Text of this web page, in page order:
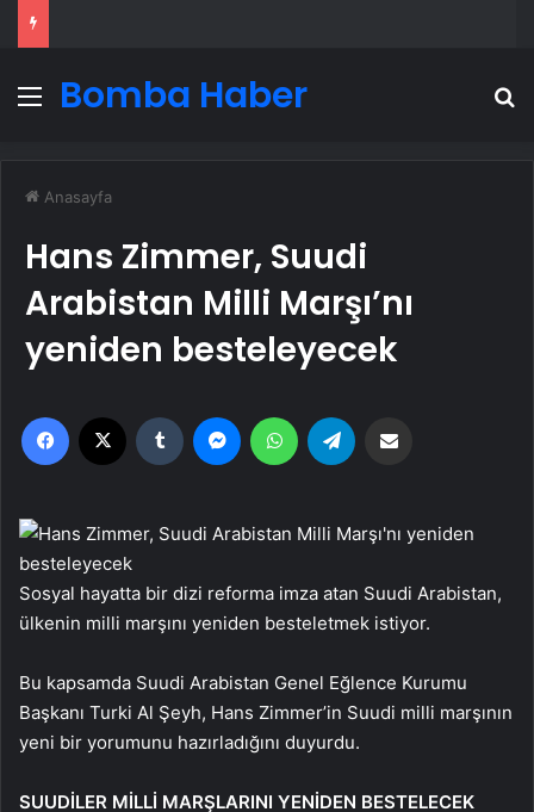
Menü
Bomba Haber
Anasayfa
Hans Zimmer, Suudi
Arabistan Milli Marşı’nı
yeniden besteleyecek
Facebook Tumblr MessengerWhatsApp
Sosyal hayatta bir dizi reforma imza atan Suudi Arabistan,
ülkenin milli marşını yeniden besteletmek istiyor.
Bu kapsamda Suudi Arabistan Genel Eğlence Kurumu
Başkanı Turki Al Şeyh, Hans Zimmer’in Suudi milli marşının
yeni bir yorumunu hazırladığını duyurdu.
SUUDİLER MİLLİ MARŞLARINI YENİDEN BESTELECEK